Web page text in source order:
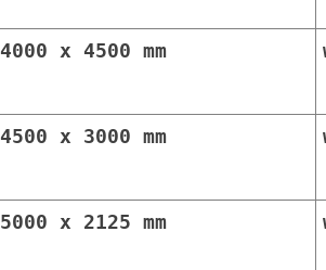
4000 x 4500 mm
4500 x 3000 mm
5000 x 2125 mm